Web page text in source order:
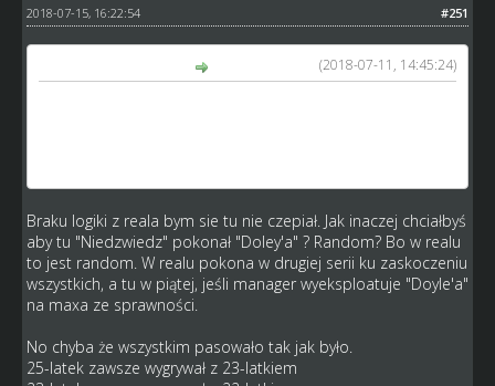
#251
2018-07-15, 16:22:54
(2018-07-11, 14:45:24)
Braku logiki z reala bym sie tu nie czepiał. Jak inaczej chciałbyś
aby tu "Niedzwiedz" pokonał "Doley'a" ? Random? Bo w realu
to jest random. W realu pokona w drugiej serii ku zaskoczeniu
wszystkich, a tu w piątej, jeśli manager wyeksploatuje "Doyle'a"
na maxa ze sprawności.
No chyba że wszystkim pasowało tak jak było.
25-latek zawsze wygrywał z 23-latkiem